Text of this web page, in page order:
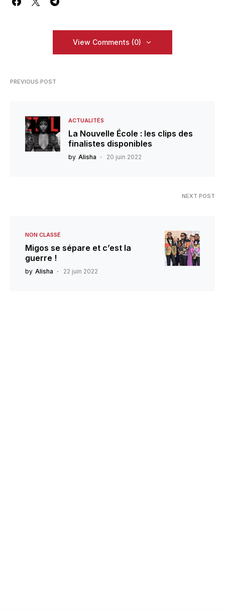
View Comments (0)
PREVIOUS POST
ACTUALITÉS
La Nouvelle École : les clips des
finalistes disponibles
by Alisha 20 juin 2022
NEXT POST
NON CLASSÉ
Migos se sépare et c’est la
guerre !
by Alisha 22 juin 2022